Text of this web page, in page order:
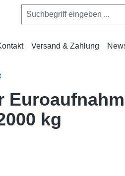
Versand & Zahlung
kg